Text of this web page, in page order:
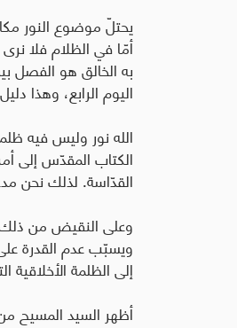
يحتلّ موضوع النور
أمّا في الظلام فلا
اليوم الرابع، وهذا
الكتاب المقدّس إلى
القدّاسة. لذلك نحن
وعلى النقيض من ذلك
ويسبّب عدم القدرة
إلى الظلمة الأخلاقية
أظهر السيد المسيح من